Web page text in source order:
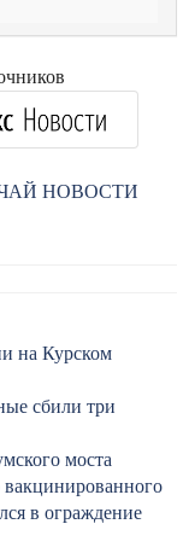
НОВОСТИ
на Курском
сбили три
моста
вакцинированного
в ограждение